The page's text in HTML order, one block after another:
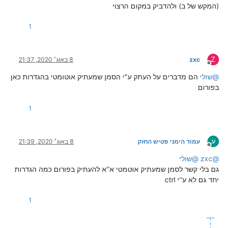
(המקש של ב) ולהדביק במקום הרצוי
1
Z
מנותק
zxc 8 באוג׳ 2020, 21:37
@שולי הם מדברים על העתק ע"י הסמן שמעתיק אוטומטי בהגדרות כאן
בפורום
1
ע
מנותק
עמוד הימני פטיש החזק 8 באוג׳ 2020, 21:39
@
zxc
@שולי
גם בלי קשר לסמן שמעתיק אוטמטי א''א להעתיק בפורום כמה הגדרות
יחד גם לא ע''י ctrl
1